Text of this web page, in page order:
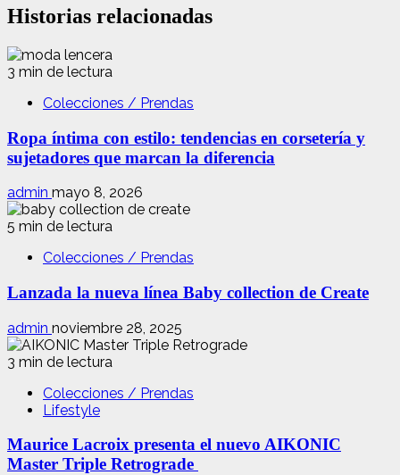
Historias relacionadas
3 min de lectura
Colecciones / Prendas
Ropa íntima con estilo: tendencias en corsetería y
sujetadores que marcan la diferencia
admin mayo 8, 2026
5 min de lectura
Colecciones / Prendas
Lanzada la nueva línea Baby collection de Create
admin noviembre 28, 2025
3 min de lectura
Colecciones / Prendas
Lifestyle
Maurice Lacroix presenta el nuevo AIKONIC
Master Triple Retrograde